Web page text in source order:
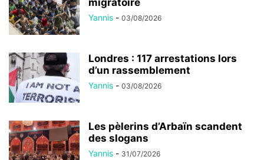
Yannis - 03/08/2026
Londres : 117 arrestations lors
d’un rassemblement
Yannis - 03/08/2026
Les pèlerins d’Arbaïn scandent
des slogans
Yannis - 31/07/2026